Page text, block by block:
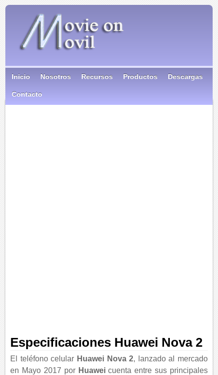
Inicio Nosotros Recursos Productos Descargas
Contacto
Especificaciones Huawei Nova 2
El teléfono celular Huawei Nova 2, lanzado al mercado
en Mayo 2017 por Huaweicuenta entre sus principales